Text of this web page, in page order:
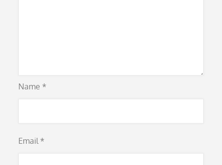
Name *
Email *